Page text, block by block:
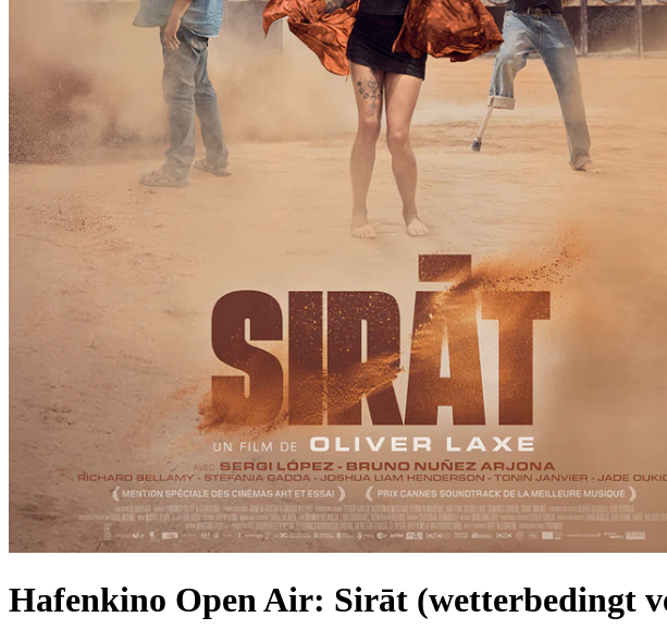
Hafenkino Open Air: Sirāt (wetterbedingt